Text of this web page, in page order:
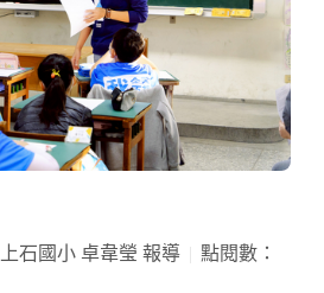
石國小 卓韋瑩 報導
點閱數：